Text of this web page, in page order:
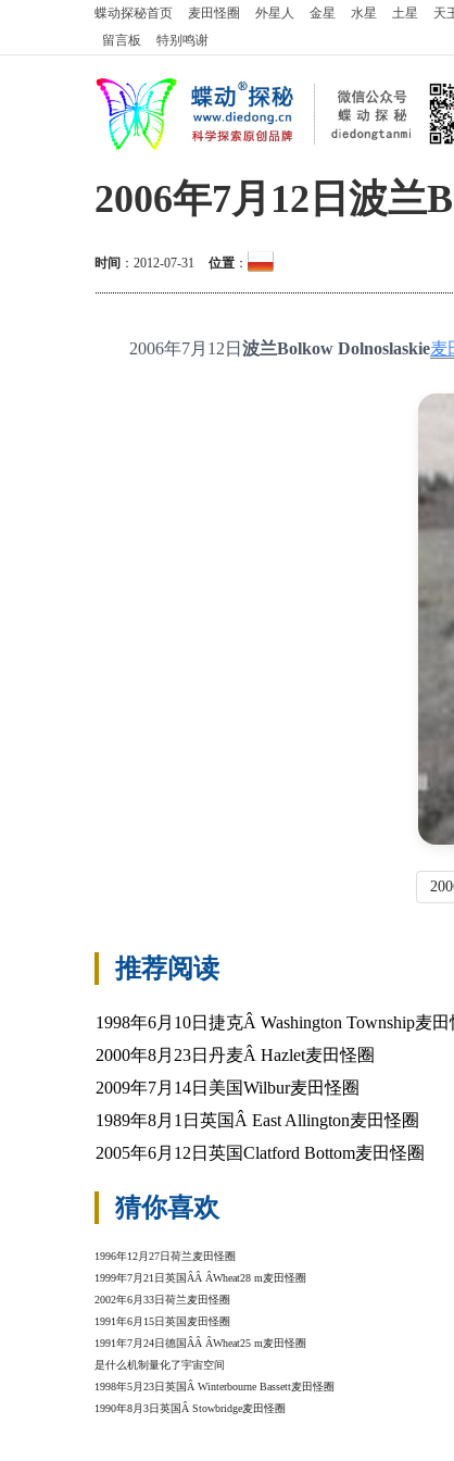
蝶动探秘首页 麦田怪圈 外星人 金星 水星 土星 天
留言板
特别鸣谢
2006年7月12日波兰
时间 ： 2012-07-31 位置 ：
2006年7月12日 波兰Bolkow Dolnoslaskie麦
推荐阅读
1998年6月10日捷克Â Washington Township麦田
2000年8月23日丹麦Â Hazlet麦田怪圈
2009年7月14日美国Wilbur麦田怪圈
1989年8月1日英国Â East Allington麦田怪圈
2005年6月12日英国Clatford Bottom麦田怪圈
猜你喜欢
1996年12月27日荷兰麦田怪圈
1999年7月21日英国ÂÂ ÂWheat28 m麦田怪圈
2002年6月33日荷兰麦田怪圈
1991年6月15日英国麦田怪圈
1991年7月24日德国ÂÂ ÂWheat25 m麦田怪圈
是什么机制量化了宇宙空间
1998年5月23日英国Â Winterbourne Bassett麦田怪圈
1990年8月3日英国Â Stowbridge麦田怪圈